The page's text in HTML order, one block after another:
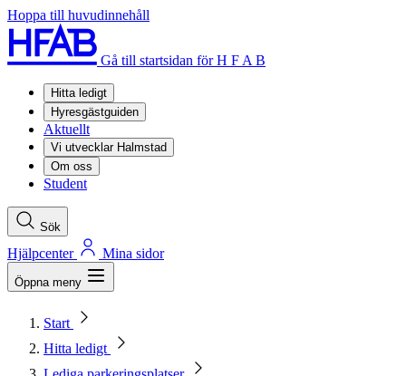
Hoppa till huvudinnehåll
Gå till startsidan för H F A B
Hitta ledigt
Hyresgästguiden
Aktuellt
Vi utvecklar Halmstad
Om oss
Student
Sök
Hjälpcenter Mina sidor
Öppna meny
Start
Hitta ledigt